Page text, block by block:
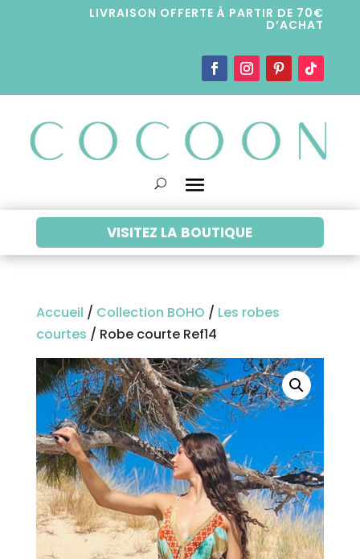
LIVRAISON OFFERTE À PARTIR DE 70€
D’ACHAT
VISITEZ LA BOUTIQUE
Accueil / Collection BOHO / Les robes
courtes / Robe courte Ref14